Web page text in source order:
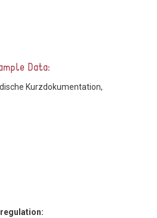
Data:
Kurzdokumentation,